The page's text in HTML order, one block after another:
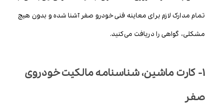
تمام مدارک لازم برای معاینه فنی خودرو صفر آشنا شده و بدون هیچ
مشکلی، گواهی را دریافت می‌کنید.
1- کارت ماشین، شناسنامه مالکیت خودروی
صفر